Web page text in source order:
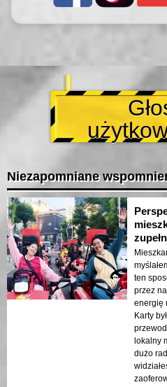
Niezapomniane
ten
przez
energię
Karty
lokalny
dużo